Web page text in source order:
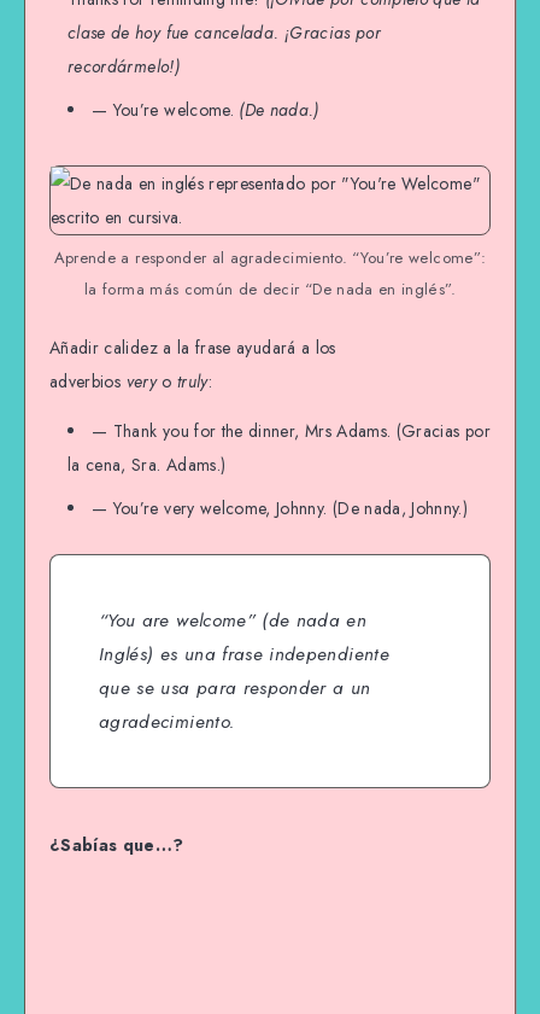
clase de hoy fue cancelada. ¡Gracias por
recordármelo!)
— You’re welcome. (De nada.)
Aprende a responder al agradecimiento. “You’re welcome”:
la forma más común de decir “De nada en inglés”.
Añadir calidez a la frase ayudará a los
adverbios veryo truly:
— Thank you for the dinner, Mrs Adams. (Gracias por
la cena, Sra. Adams.)
— You’re very welcome, Johnny. (De nada, Johnny.)
“You are welcome” (de nada en
Inglés) es una frase independiente
que se usa para responder a un
agradecimiento.
¿Sabías que…?